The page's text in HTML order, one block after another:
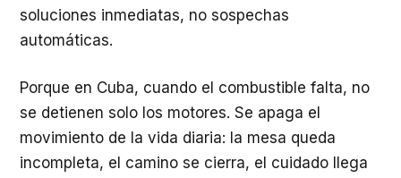
soluciones inmediatas, no sospechas
automáticas.
Porque en Cuba, cuando el combustible falta, no
se detienen solo los motores. Se apaga el
movimiento de la vida diaria: la mesa queda
incompleta, el camino se cierra, el cuidado llega